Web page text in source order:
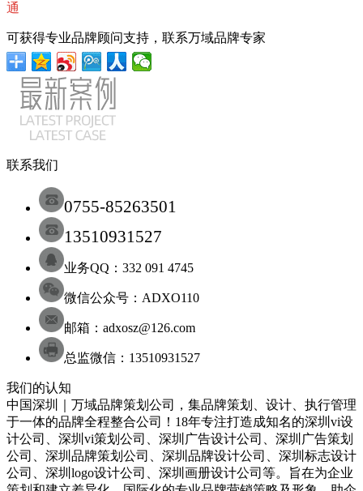
通
可获得专业品牌顾问支持，联系万域品牌专家
联系我们
0755-85263501
13510931527
业务QQ：332 091 4745
微信公众号：ADXO110
邮箱：adxosz@126.com
总监微信：13510931527
我们的认知
中国深圳｜万域品牌策划公司，集品牌策划、设计、执行管理
于一体的品牌全程整合公司！18年专注打造成知名的深圳 vi设
计公司 深圳 vi策划 公司 深圳 广告设计公司 深圳 广告策划
公司
深圳 品牌策划 公司 深圳 品牌设计公司 深圳 标志设计
公司
深圳 logo设计公司 深圳 画册设计公司 等。旨在为企业